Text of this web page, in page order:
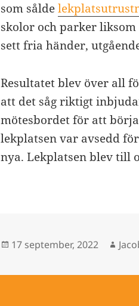
som sålde
skolor och parker
sett fria händer,
Resultatet blev över all
att det såg riktigt
mötesbordet för att
lekplatsen var avsedd
nya. Lekplatsen blev till
Postat
17 september, 2022